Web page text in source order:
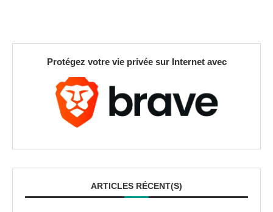
Protégez votre vie privée sur Internet avec
ARTICLES RÉCENT(S)